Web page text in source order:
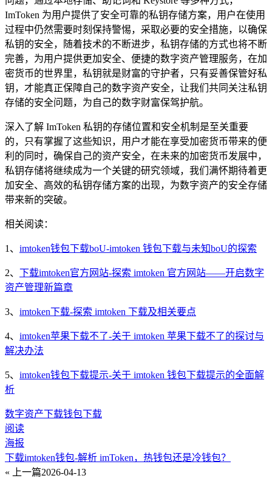
ImToken 为用户提供了安全可靠的私钥存储方案，用户在使用
过程中仍然需要时刻保持警惕，采取必要的安全措施，以确保
私钥的安全，随着技术的不断进步，私钥存储的方式也将不断
完善，为用户提供更加安全、便捷的数字资产管理服务，在加
密货币的世界里，私钥就是财富的守护者，只有妥善保管好私
钥，才能真正保障自己的数字资产安全，让我们共同关注私钥
存储的安全问题，为自己的数字财富保驾护航。
深入了解 ImToken 私钥的存储位置和安全机制是至关重要
的，只有掌握了这些知识，用户才能在享受加密货币带来的便
利的同时，确保自己的资产安全，在未来的加密货币发展中，
私钥存储将继续成为一个关键的研究领域，我们满怀期待着更
加安全、高效的私钥存储方案的出现，为数字资产的安全存储
带来新的突破。
相关阅读：
1、 imtoken钱包下载boU-imtoken 钱包下载与未知boU的探索
2、 下载imtoken官方网站-探索 imtoken 官方网站——开启数字
资产管理新篇章
3、 imtoken下载-探索 imtoken 下载及相关要点
4、 imtoken苹果下载不了-关于 imtoken 苹果下载不了的探讨与
解决办法
5、 imtoken钱包下载提示-关于 imtoken 钱包下载提示的全面解
析
数字资产下载钱包下载
阅读
海报
下载imtoken钱包-解析 imToken，热钱包还是冷钱包？
« 上一篇2026-04-13